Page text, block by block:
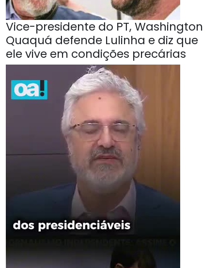
Vice-presidente do PT, Washington
Quaquá defende Lulinha e diz que
ele vive em condições precárias